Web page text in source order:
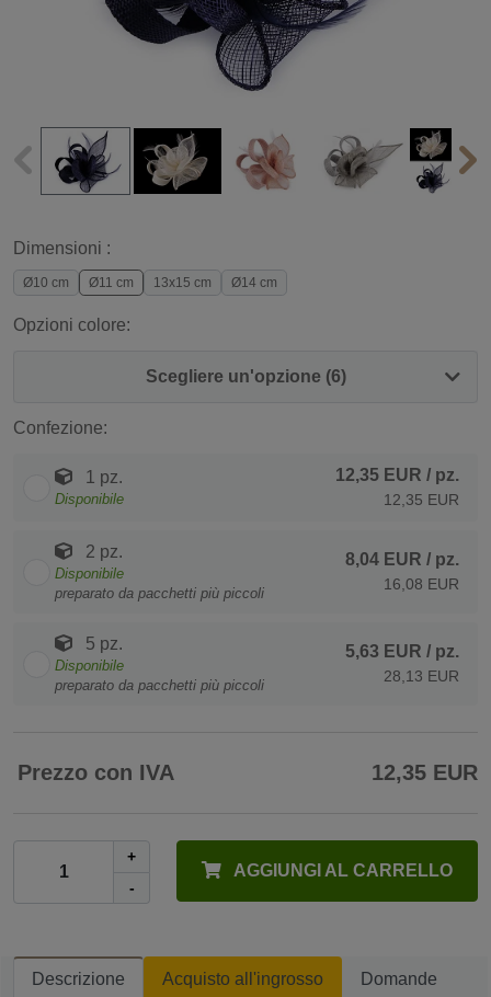
Dimensioni :
Ø10 cm Ø11 cm 13x15 cm Ø14 cm
Opzioni colore:
Scegliere un'opzione (6)
Confezione:
1 pz.
Disponibile
12,35 EUR / pz.
12,35 EUR
2 pz.
Disponibile
preparato da pacchetti più piccoli
8,04 EUR / pz.
16,08 EUR
5 pz.
Disponibile
preparato da pacchetti più piccoli
5,63 EUR / pz.
28,13 EUR
Prezzo con IVA 12,35 EUR
+
-
AGGIUNGI AL CARRELLO
Descrizione Acquisto all'ingrosso Domande